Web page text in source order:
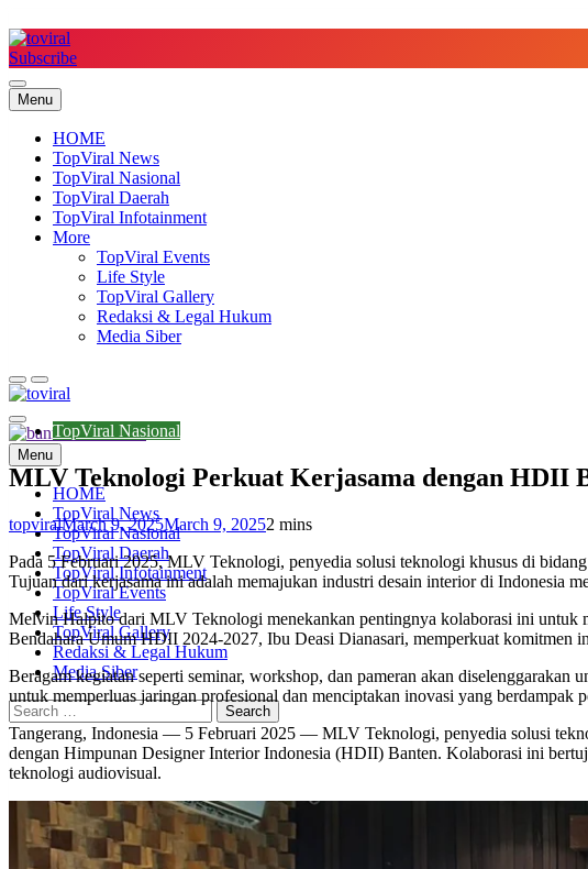
to
content
Subscribe
Menu
HOME
TopViral News
TopViral Nasional
TopViral Daerah
TopViral Infotainment
More
TopViral Events
Life Style
TopViral Gallery
Redaksi & Legal Hukum
Media Siber
Top Viral
Menu
HOME
TopViral News
TopViral Nasional
TopViral Daerah
TopViral Infotainment
TopViral Events
Life Style
TopViral Gallery
Redaksi & Legal Hukum
Media Siber
TopViral Nasional
MLV Teknologi Perkuat Kerjasama dengan HDII
topviralMarch 9, 2025March 9, 20252 mins
Pada 5 Februari 2025, MLV Teknologi, penyedia solusi teknologi khusus di
Tujuan dari kerjasama ini adalah memajukan industri desain interior di Indonesia
Melvin Halpito dari MLV Teknologi menekankan pentingnya kolaborasi ini untuk
Bendahara Umum HDII 2024-2027, Ibu Deasi Dianasari, memperkuat komitmen
Beragam kegiatan seperti seminar, workshop, dan pameran akan
untuk memperluas jaringan profesional dan menciptakan inovasi yang
Tangerang, Indonesia — 5 Februari 2025 — MLV Teknologi, penyedia solusi
dengan Himpunan Designer Interior Indonesia (HDII) Banten. Kolaborasi ini
teknologi audiovisual.